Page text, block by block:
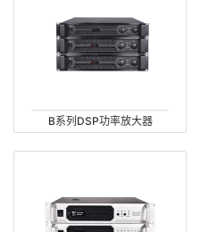
B系列DSP功率放大器